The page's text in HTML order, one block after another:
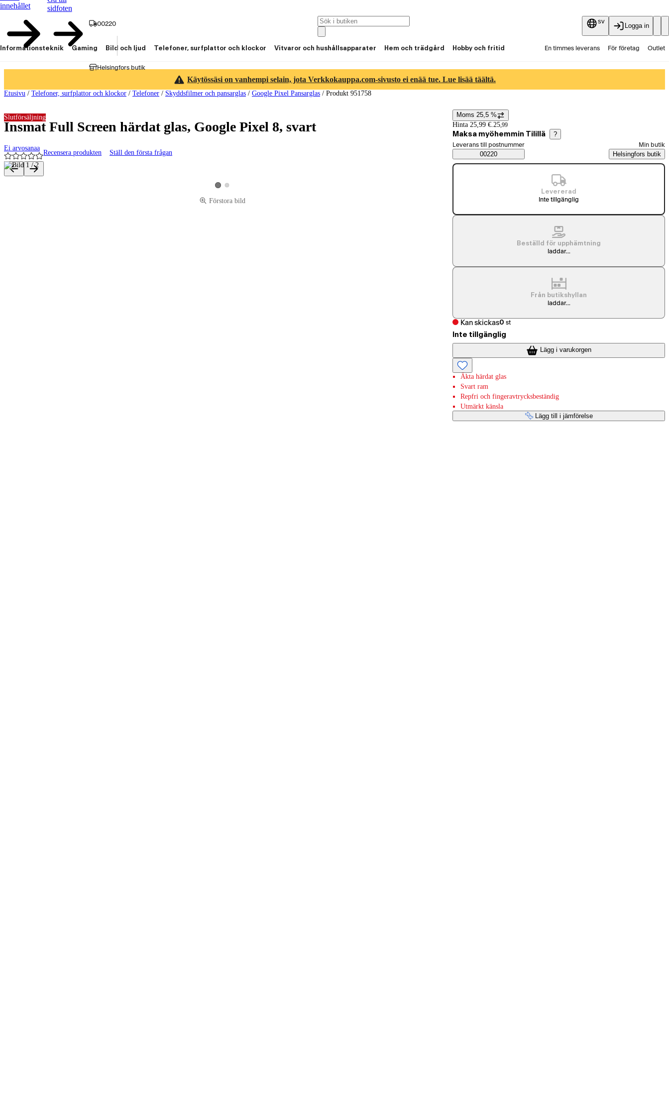
innehållet
sidfoten
00220
Helsingfors butik
sv
Logga in
Informationsteknik Gaming Bild och ljud Telefoner, surfplattor och klockor Vitvaror och hushållsapparater Hem och trädgård Hobby och fritid En timmes leverans För företag Outlet
Käytössäsi on vanhempi selain, jota Verkkokauppa.com-sivusto ei enää tue. Lue lisää täältä.
Etusivu / Telefoner, surfplattor och klockor / Telefoner / Skyddsfilmer och pansarglas / Google Pixel Pansarglas / Produkt 951758
Insmat Full Screen härdat glas, Google Pixel 8, svart
Ei arvosanaa
Recensera produkten Ställ den första frågan
Slutförsäljning
Produktbilder och videor
Visa produktbild 1
Visa produktbild 2
Förstora bild
Prisinformation
Moms 25,5 %
Hinta 25,99 €. 25,99
Maksa myöhemmin Tilillä ?
Saatavuustiedot
Välj beställningssätt
Leverans till postnummer
00220
Min butik
Helsingfors butik
Levererad
Inte tillgänglig
Beställd för upphämtning
laddar...
Från butikshyllan
laddar...
Kan skickas0 st
Inte tillgänglig
Lägg i varukorgen
Äkta härdat glas
Svart ram
Repfri och fingeravtrycksbeständig
Utmärkt känsla
Lägg till i jämförelse